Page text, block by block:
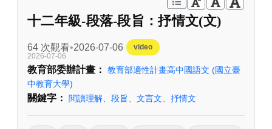
十二年級-段落-段旨：抒情文(文)
64 次觀看 2026-07-06
video
2026-07-06
教育部委辦計畫： 教育部適性計畫高中國語文 (國立臺
中教育大學)
關鍵字： 閱讀理解 段旨 文言文 抒情文